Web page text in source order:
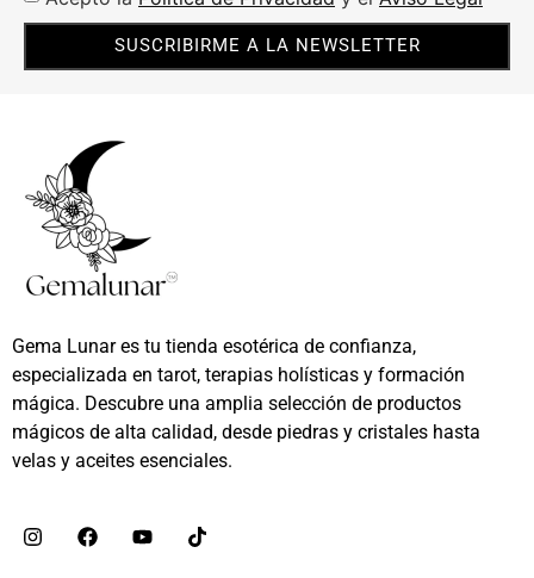
SUSCRIBIRME A LA NEWSLETTER
Gema Lunar es tu tienda esotérica de confianza,
especializada en tarot, terapias holísticas y formación
mágica. Descubre una amplia selección de productos
mágicos de alta calidad, desde piedras y cristales hasta
velas y aceites esenciales.